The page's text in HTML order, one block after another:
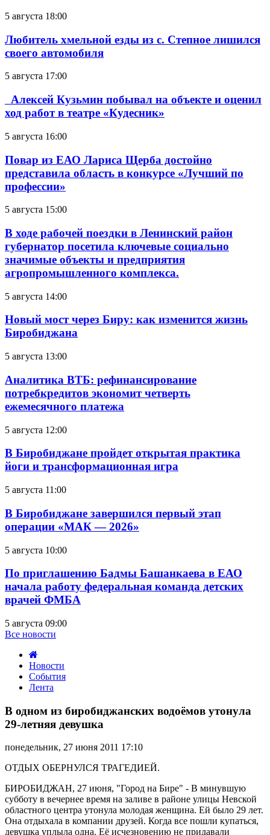
5 августа 18:00
Любитель хмельной езды из с. Степное лишился
своего автомобиля
5 августа 17:00
Алексей Кузьмин побывал на объекте и оценил
ход работ в театре «Кудесник»
5 августа 16:00
Повар из ЕАО Лариса Щерба достойно
представила область в конкурсе «Лучший по
профессии»
5 августа 15:00
В ходе рабочей поездки в Ленинский район
губернатор посетила ключевые социально
значимые объекты и предприятия
агропромышленного комплекса.
5 августа 14:00
Новый мост через Биру: как изменится жизнь
Биробиджана
5 августа 13:00
Аналитика ВТБ: рефинансирование
потребкредитов экономит четверть
ежемесячного платежа
5 августа 12:00
В Биробиджане пройдет открытая практика
йоги и трансформационная игра
5 августа 11:00
В Биробиджане завершился первый этап
операции «МАК — 2026»
5 августа 10:00
По приглашению Бадмы Башанкаева в ЕАО
начала работу федеральная команда детских
врачей ФМБА
5 августа 09:00
Все новости
Новости
События
Лента
одном
биробиджанских
утонула
29-
летняя
девушка
В одном из биробиджанских водоёмов утонула
29-летняя девушка
понедельник, 27 июня 2011 17:10
ОТДЫХ ОБЕРНУЛСЯ ТРАГЕДИЕЙ.
БИРОБИДЖАН, 27 июня, "Город на Бире" - В минувшую
субботу в вечернее время на заливе в районе улицы Невской
областного центра утонула молодая женщина. Ей было 29 лет.
Она отдыхала в компании друзей. Когда все пошли купаться,
девушка уплыла одна. Её исчезновению не придавали